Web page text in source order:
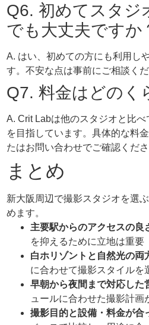
Q6. 初めてスタジ
でも大丈夫ですか
A. はい、初めての方にも利用し
す。不安な点は事前にご相談くだ
Q7. 料金はどのく
A. Crit Labは他のスタジオと比
を目指しています。具体的な料
たはお問い合わせでご確認くださ
まとめ
新大阪周辺で撮影スタジオを選
めます。
主要駅からのアクセスの良
を抑えるために立地は重要
白ホリゾントと自然光の両
に合わせて撮影スタイルを
早朝から夜間まで対応した
ュールに合わせた撮影計画
撮影目的と設備・料金が合